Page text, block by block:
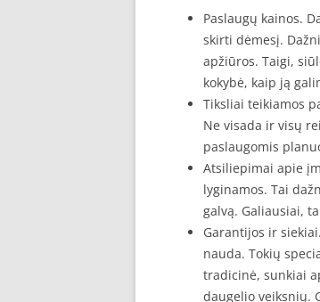
Paslaugų kainos.
skirti dėmesį.
apžiūros. Taigi,
kokybė, kaip ją
Tiksliai teikiamos
Ne visada ir visų
paslaugomis
Atsiliepimai apie
lyginamos. Tai
galvą. Galiausiai,
Garantijos ir
nauda. Tokių
tradicinė, sunkiai
daugelio veiksnių.